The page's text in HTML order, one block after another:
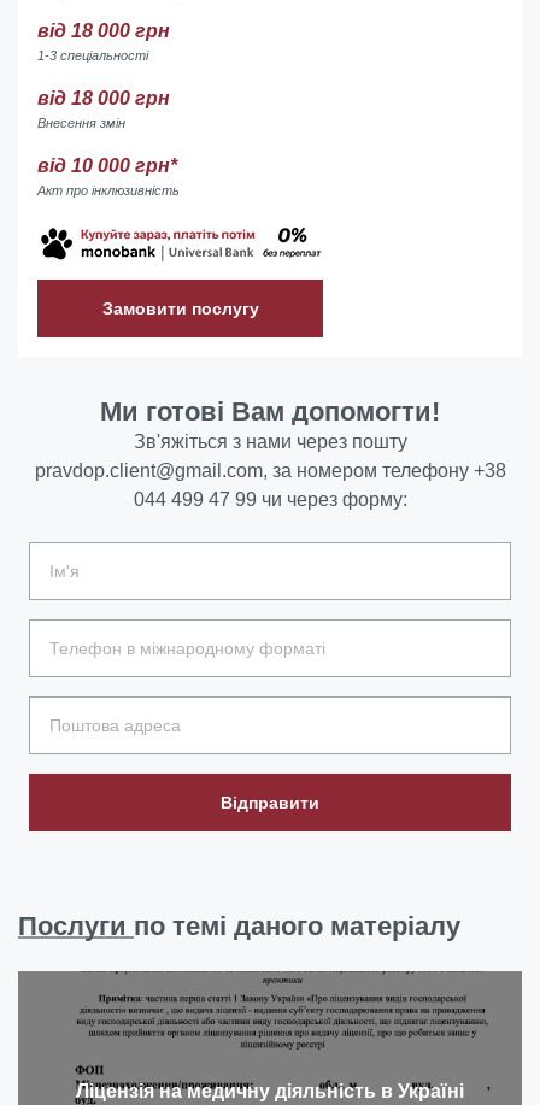
від 18 000 грн
1-3 спеціальності
від 18 000 грн
Внесення змін
від 10 000 грн*
Акт про інклюзивність
Замовити послугу
Ми готові Вам допомогти!
Зв'яжіться з нами через пошту
pravdop.client@gmail.com, за номером телефону +38
044 499 47 99 чи через форму:
Відправити
Послуги по темі даного матеріалу
Ліцензія на медичну діяльність в Україні